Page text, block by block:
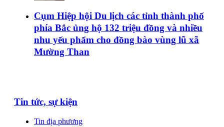
Cụm Hiệp hội Du lịch các tỉnh thành phố
phía Bắc ủng hộ 132 triệu đồng và nhiều
nhu yếu phẩm cho đồng bào vùng lũ xã
Mường Than
Tin tức, sự kiện
Tin địa phương